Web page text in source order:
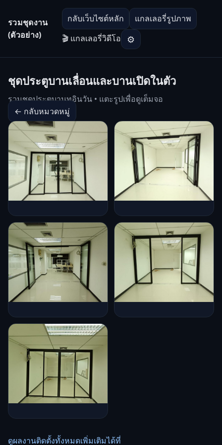
รวมชุดงาน
(ตัวอย่าง)
กลับเว็บไซต์หลัก
แกลเลอรี่รูปภาพ
🎬 แกลเลอรี่วิดีโอ
⚙
ชุดประตูบานเลื่อนและบานเปิดในตัว
รวมชุดประตูบานทูอินวัน • แตะรูปเพื่อดูเต็มจอ
← กลับหมวดหมู่
ดูผลงานติดตั้งทั้งหมดเพิ่มเติมได้ที่